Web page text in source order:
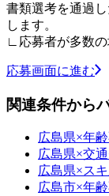
書類選考を通過
します。
∟応募者が多数の
応募画面に進む
関連条件から
広島県×年
広島県×交
広島県×ス
広島市×年